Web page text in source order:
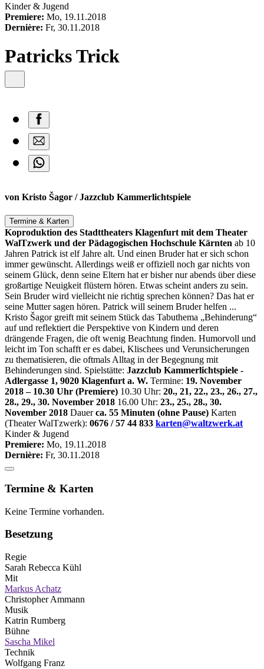
content
Kinder & Jugend
Premiere: Mo, 19.11.2018
Dernière: Fr, 30.11.2018
Patricks Trick
von Kristo Šagor / Jazzclub Kammerlichtspiele
Termine & Karten
Koproduktion des Stadttheaters Klagenfurt mit dem Theater
WalTzwerk und der Pädagogischen Hochschule Kärnten ab 10
Jahren Patrick ist elf Jahre alt. Und einen Bruder hat er sich schon
immer gewünscht. Allerdings weiß er offiziell noch gar nichts von
seinem Glück, denn seine Eltern hat er bisher nur abends über diese
großartige Neuigkeit flüstern hören. Etwas scheint anders zu sein.
Sein Bruder wird vielleicht nie richtig sprechen können? Das hat er
seine Mutter sagen hören. Patrick will seinem Bruder helfen ...
Kristo Šagor greift mit seinem Stück das Tabuthema „Behinderung“
auf und reflektiert die Perspektive von Kindern und deren
drängende Fragen, die oft wenig Beachtung finden. Humorvoll und
leicht im Ton schafft er es dabei, Klischees und Verunsicherungen
zu thematisieren, die oftmals Alltag in der Begegnung mit
Behinderungen sind. Spielstätte: Jazzclub Kammerlichtspiele -
Adlergasse 1, 9020 Klagenfurt a. W. Termine: 19. November
2018 – 10.30 Uhr (Premiere) 10.30 Uhr: 20., 21, 22., 23., 26., 27.,
28., 29., 30. November 2018 16.00 Uhr: 23., 25., 28., 30.
November 2018 Dauerca. 55 Minuten (ohne Pause) Karten
(Theater WalTzwerk): 0676 / 57 44 833 karten@waltzwerk.at
Kinder & Jugend
Premiere: Mo, 19.11.2018
Dernière: Fr, 30.11.2018
Termine & Karten
Keine Termine vorhanden.
Besetzung
Regie
Sarah Rebecca Kühl
Mit
Markus Achatz
Christopher Ammann
Musik
Katrin Rumberg
Bühne
Sascha Mikel
Technik
Wolfgang Franz